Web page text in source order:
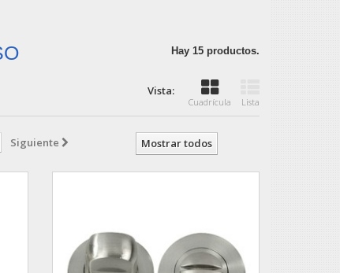
Hay 15 productos.
Vista:
Cuadrícula Lista
Mostrar todos
Siguiente